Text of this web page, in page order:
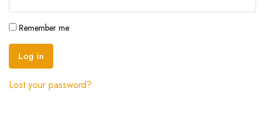
Remember me
Log in
Lost your password?